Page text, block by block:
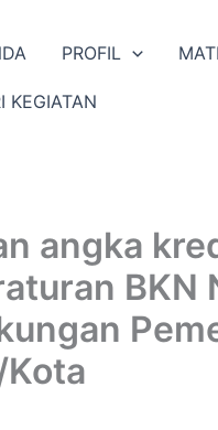
PROFIL
KEGIATAN
angka
BKN